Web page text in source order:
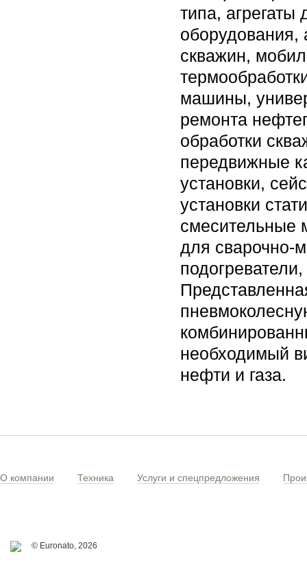
типа,
оборудования,
скважин,
машины,
ремонта
обработки
передвижные
установки,
установки
смесительные
для сварочно-
необходимый
нефти и газа.
О компании Техника Услуги и спецпредложения
© Euronato, 2026